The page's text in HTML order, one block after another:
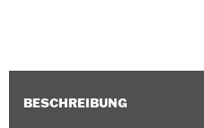
BESCHREIBUNG